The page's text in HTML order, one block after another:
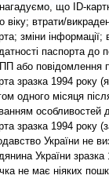
що ID-
віку; втрати/
зміни
паспорта до
або повідомлення
зразка 1994 року
одного місяця
особливостей
зразка 1994 року
України не
України
не має ніяких